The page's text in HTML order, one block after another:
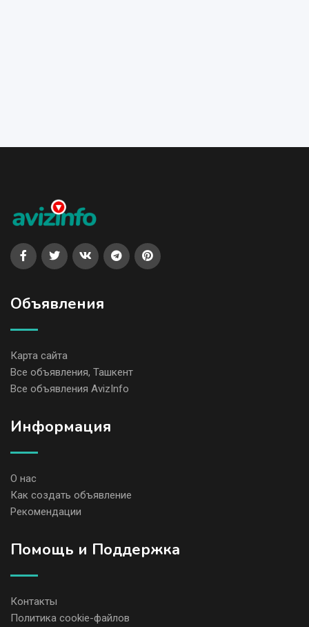
Объявления
Карта сайта
Все объявления, Ташкент
Все объявления AvizInfo
Информация
О нас
Как создать объявление
Рекомендации
Помощь и Поддержка
Контакты
Политика cookie-файлов